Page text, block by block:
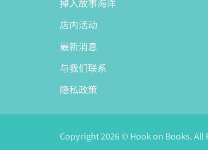
掉入故事海洋
店内活动
最新消息
与我们联系
隐私政策
Copyright 2026 © Hook on Books. All